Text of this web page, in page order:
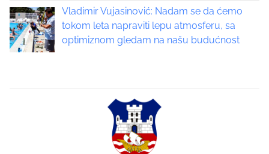
a
t
Vladimir Vujasinović: Nadam se da ćemo
tokom leta napraviti lepu atmosferu, sa
optimiznom gledam na našu budućnost